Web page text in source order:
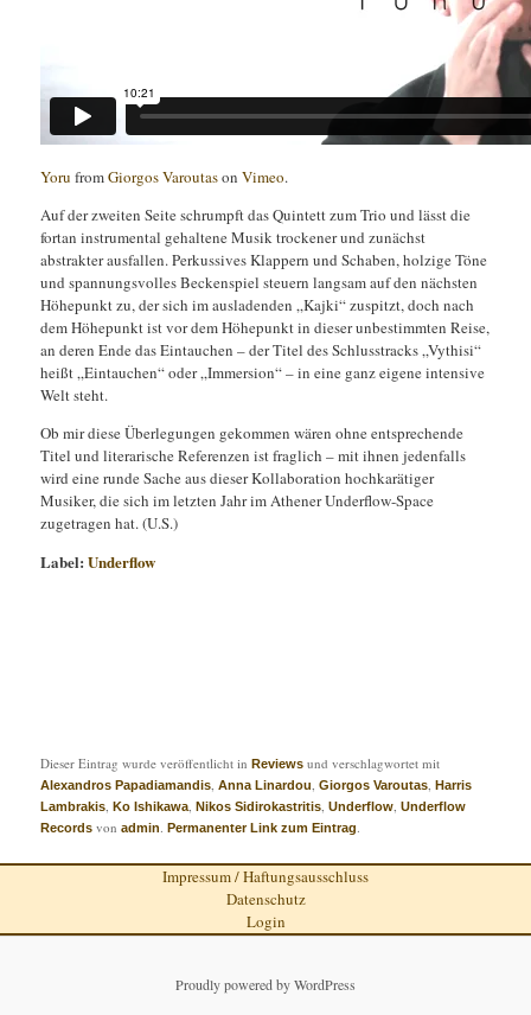
Yoru fromGiorgos VaroutasonVimeo.
Auf der zweiten Seite schrumpft das Quintett zum Trio und lässt die
fortan instrumental gehaltene Musik trockener und zunächst
abstrakter ausfallen. Perkussives Klappern und Schaben, holzige Töne
und spannungsvolles Beckenspiel steuern langsam auf den nächsten
Höhepunkt zu, der sich im ausladenden „Kajki“ zuspitzt, doch nach
dem Höhepunkt ist vor dem Höhepunkt in dieser unbestimmten Reise,
an deren Ende das Eintauchen – der Titel des Schlusstracks „Vythisi“
heißt „Eintauchen“ oder „Immersion“ – in eine ganz eigene intensive
Welt steht.
Ob mir diese Überlegungen gekommen wären ohne entsprechende
Titel und literarische Referenzen ist fraglich – mit ihnen jedenfalls
wird eine runde Sache aus dieser Kollaboration hochkarätiger
Musiker, die sich im letzten Jahr im Athener Underflow-Space
zugetragen hat. (U.S.)
Label:Underflow
Dieser Eintrag wurde veröffentlicht inReviews und verschlagwortet mit
Alexandros Papadiamandis,Anna Linardou,Giorgos Varoutas,Harris
Lambrakis,Ko Ishikawa,Nikos Sidirokastritis,Underflow,Underflow
Records vonadmin.Permanenter Link zum Eintrag.
Impressum / Haftungsausschluss
Datenschutz
Login
Proudly powered by WordPress